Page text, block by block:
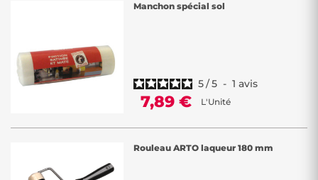
Manchon spécial sol
5/5 - 1 avis
7,89 € L'Unité
Rouleau ARTO laqueur 180 mm